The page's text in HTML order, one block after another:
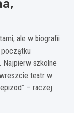
ale w biografii
. Najpierw szkolne
teatr w
– raczej